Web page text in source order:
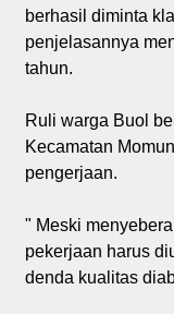
berhasil diminta
penjelasannya
tahun.
Ruli warga Buol
Kecamatan
pengerjaan.
" Meski
pekerjaan harus
denda kualitas